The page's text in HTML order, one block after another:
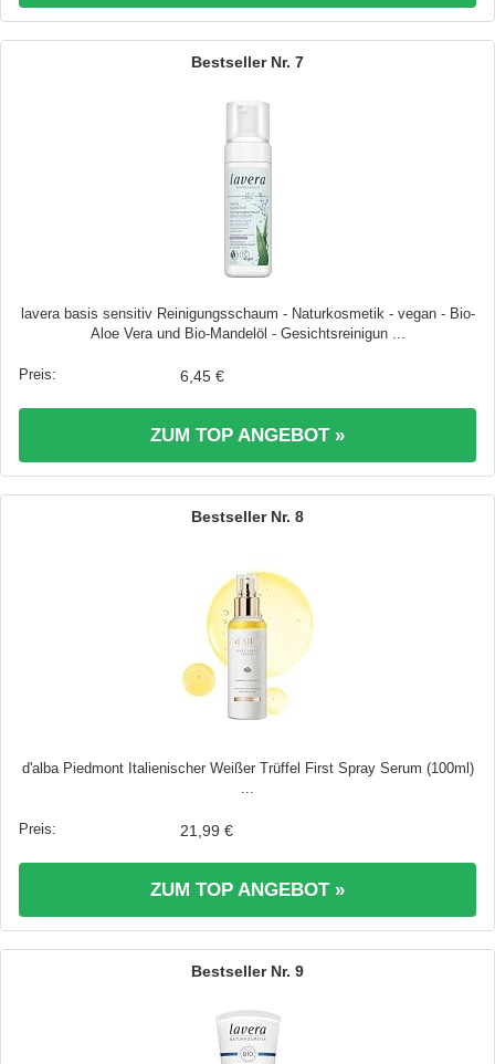
7
lavera basis sensitiv Reinigungsschaum - Naturkosmetik - vegan - Bio-
Aloe Vera und Bio-Mandelöl - Gesichtsreinigun ...
6,45 €
ZUM TOP ANGEBOT »
8
d'alba Piedmont Italienischer Weißer Trüffel First Spray Serum (100ml)
21,99 €
ZUM TOP ANGEBOT »
9